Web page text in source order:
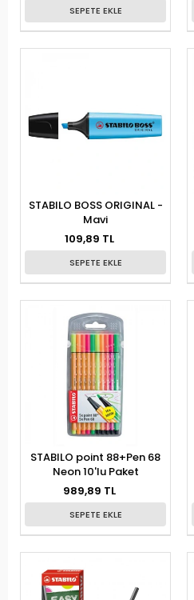
SEPETE EKLE
STABILO BOSS ORIGINAL -
Mavi
109,89 TL
SEPETE EKLE
STABILO point 88+Pen 68
Neon 10'lu Paket
989,89 TL
SEPETE EKLE